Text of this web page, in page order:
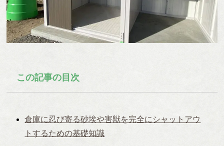
この記事の目次
倉庫に忍び寄る砂埃や害獣を完全にシャットアウ
トするための基礎知識